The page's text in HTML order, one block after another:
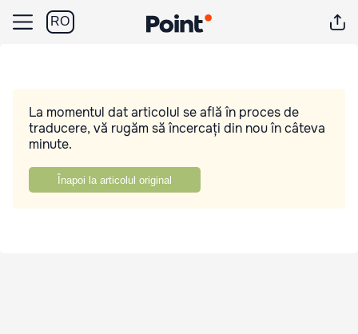
RO
La momentul dat articolul se află în proces de
traducere, vă rugăm să încercați din nou în câteva
minute.
Înapoi la articolul original